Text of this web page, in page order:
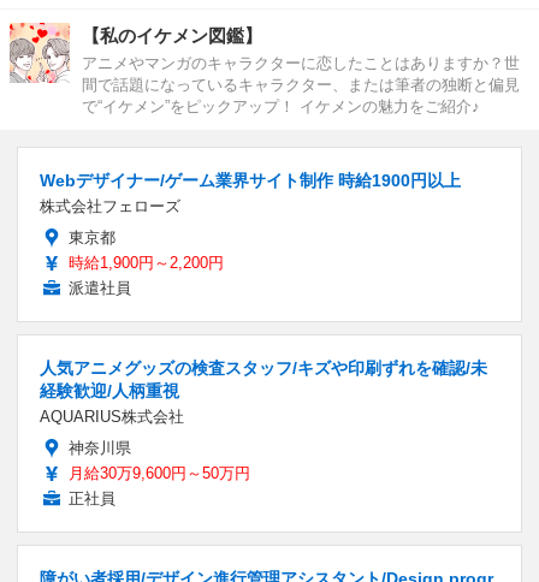
【私のイケメン図鑑】
アニメやマンガのキャラクターに恋したことはありますか？世
間で話題になっているキャラクター、または筆者の独断と偏見
で“イケメン”をピックアップ！ イケメンの魅力をご紹介♪
Webデザイナー/ゲーム業界サイト制作 時給1900円以上
株式会社フェローズ
東京都
時給1,900円～2,200円
派遣社員
人気アニメグッズの検査スタッフ/キズや印刷ずれを確認/未
経験歓迎/人柄重視
AQUARIUS株式会社
神奈川県
月給30万9,600円～50万円
正社員